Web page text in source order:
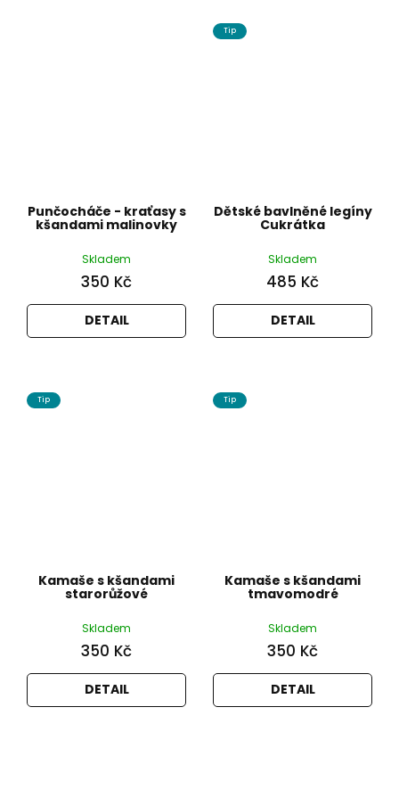
Punčocháče - kraťasy s
kšandami malinovky
Skladem
350 Kč
DETAIL
Tip
Dětské bavlněné legíny
Cukrátka
Skladem
485 Kč
DETAIL
Tip
Kamaše s kšandami
starorůžové
Skladem
350 Kč
DETAIL
Tip
Kamaše s kšandami
tmavomodré
Skladem
350 Kč
DETAIL